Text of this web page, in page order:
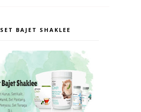
SET BAJET SHAKLEE